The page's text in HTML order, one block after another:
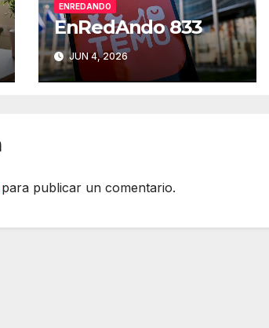
ENREDANDO
EnRedAndo 833
JUN 4, 2026
para publicar un comentario.